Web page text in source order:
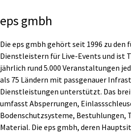
eps gmbh
Die eps gmbh gehört seit 1996 zu
Dienstleistern für Live-Events und ist
jährlich rund 5.000 Veranstaltungen
als 75 Ländern mit passgenauer
Dienstleistungen unterstützt. Das
umfasst Absperrungen,
Bodenschutzsysteme, Bestuhlungen,
Material. Die eps gmbh, deren